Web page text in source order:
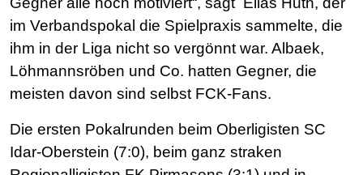
im Verbandspokal die Spielpraxis sammelte, die
ihm in der Liga nicht so vergönnt war. Albaek,
Löhmannsröben und Co. hatten Gegner, die
meisten davon sind selbst FCK-Fans.
Die ersten Pokalrunden beim Oberligisten SC
Idar-Oberstein (7:0), beim ganz straken